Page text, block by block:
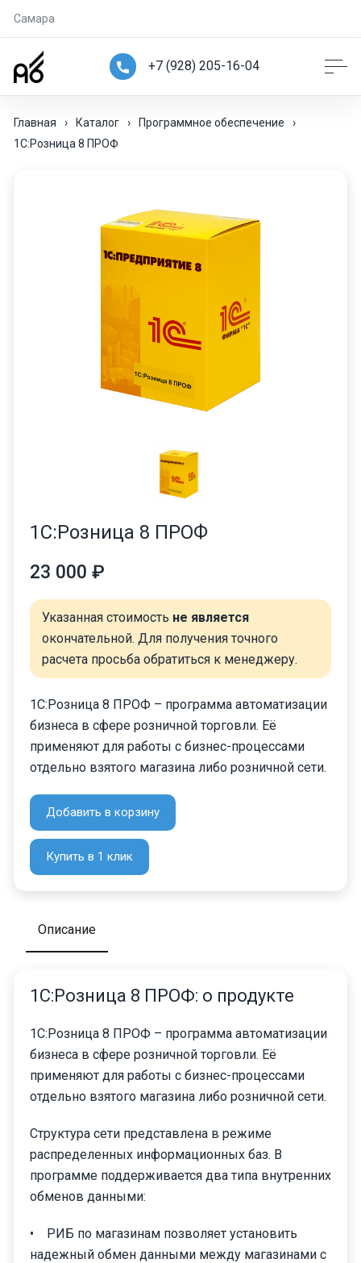
Самара
+7 (928) 205-16-04
Главная › Каталог › Программное обеспечение
›
1С:Розница 8 ПРОФ
1С:Розница 8 ПРОФ
23 000 ₽
Указанная стоимость не является
окончательной. Для получения точного
расчета просьба обратиться к менеджеру.
1С:Розница 8 ПРОФ – программа автоматизации
бизнеса в сфере розничной торговли. Её
применяют для работы с бизнес-процессами
отдельно взятого магазина либо розничной сети.
Добавить в корзину
Купить в 1 клик
Описание
1С:Розница 8 ПРОФ: о продукте
1С:Розница 8 ПРОФ – программа автоматизации
бизнеса в сфере розничной торговли. Её
применяют для работы с бизнес-процессами
отдельно взятого магазина либо розничной сети.
Структура сети представлена в режиме
распределенных информационных баз. В
программе поддерживается два типа внутренних
обменов данными:
• РИБ по магазинам позволяет установить
надежный обмен данными между магазинами с